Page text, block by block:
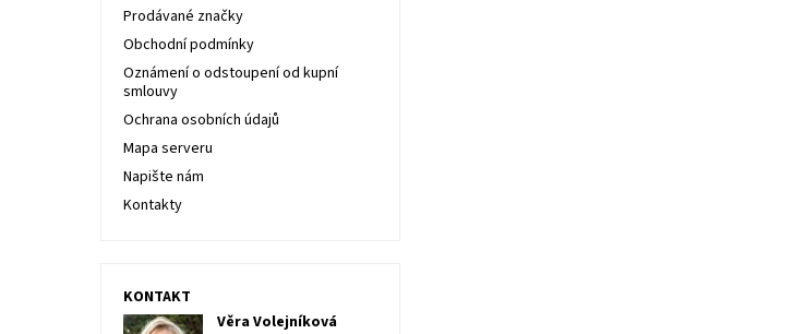
Prodávané značky
Obchodní podmínky
Oznámení o odstoupení od kupní
smlouvy
Ochrana osobních údajů
Mapa serveru
Napište nám
Kontakty
KONTAKT
Věra Volejníková